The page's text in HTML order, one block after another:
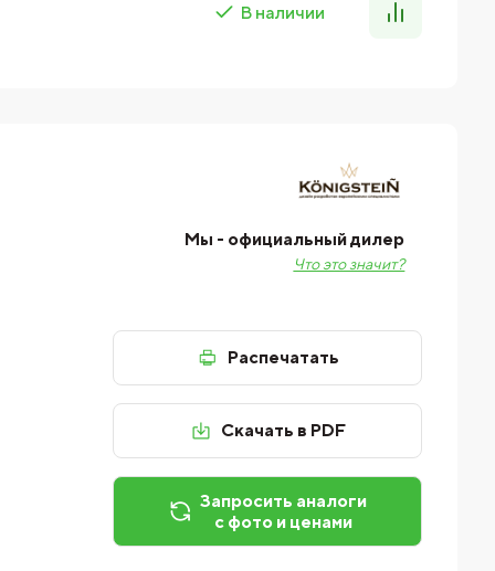
В наличии
Мы - официальный дилер
Что это значит?
Распечатать
Скачать в PDF
Запросить аналоги
с фото и ценами